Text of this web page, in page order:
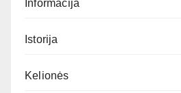
Informacija
Istorija
Kelionės